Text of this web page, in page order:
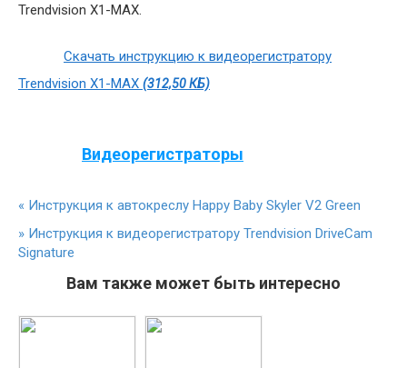
Trendvision X1-MAX.
Скачать инструкцию к видеорегистратору
Trendvision X1-MAX (312,50 КБ)
Видеорегистраторы
« Инструкция к автокреслу Happy Baby Skyler V2 Green
» Инструкция к видеорегистратору Trendvision DriveCam
Signature
Вам также может быть интересно